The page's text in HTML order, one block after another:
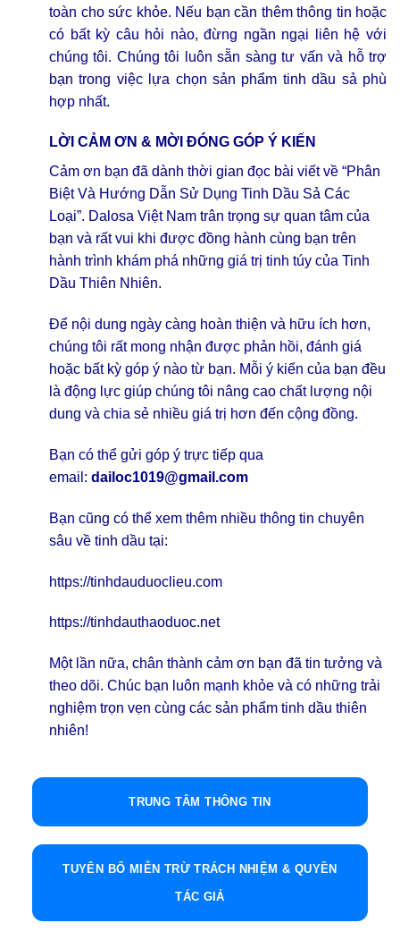
toàn cho sức khỏe. Nếu bạn cần thêm thông tin hoặc
có bất kỳ câu hỏi nào, đừng ngần ngại liên hệ với
chúng tôi. Chúng tôi luôn sẵn sàng tư vấn và hỗ trợ
bạn trong việc lựa chọn sản phẩm tinh dầu sả phù
hợp nhất.
LỜI CẢM ƠN & MỜI ĐÓNG GÓP Ý KIẾN
Cảm ơn bạn đã dành thời gian đọc bài viết về “Phân
Biệt Và Hướng Dẫn Sử Dụng Tinh Dầu Sả Các
Loại”. Dalosa Việt Nam trân trọng sự quan tâm của
bạn và rất vui khi được đồng hành cùng bạn trên
hành trình khám phá những giá trị tinh túy của Tinh
Dầu Thiên Nhiên.
Để nội dung ngày càng hoàn thiện và hữu ích hơn,
chúng tôi rất mong nhận được phản hồi, đánh giá
hoặc bất kỳ góp ý nào từ bạn. Mỗi ý kiến của bạn đều
là động lực giúp chúng tôi nâng cao chất lượng nội
dung và chia sẻ nhiều giá trị hơn đến cộng đồng.
Bạn có thể gửi góp ý trực tiếp qua
email: dailoc1019@gmail.com
Bạn cũng có thể xem thêm nhiều thông tin chuyên
sâu về tinh dầu tại:
https://tinhdauduoclieu.com
https://tinhdauthaoduoc.net
Một lần nữa, chân thành cảm ơn bạn đã tin tưởng và
theo dõi. Chúc bạn luôn mạnh khỏe và có những trải
nghiệm trọn vẹn cùng các sản phẩm tinh dầu thiên
nhiên!
TRUNG TÂM THÔNG TIN
TUYÊN BỐ MIỄN TRỪ TRÁCH NHIỆM & QUYỀN
TÁC GIẢ